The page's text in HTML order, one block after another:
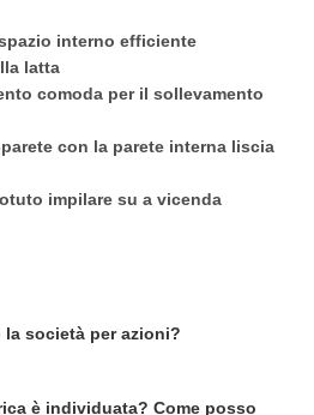
interno efficiente
latta
comoda per il sollevamento
con la parete interna liscia
impilare su a vicenda
società per azioni?
è individuata? Come posso